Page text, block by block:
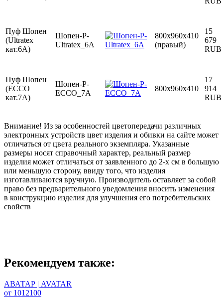
Пуф Шопен
(Ultratex
кат.6A)
Шопен-P-
Ultratex_6А
800х960х410
(правый)
15
679
RUB
Пуф Шопен
(ECCO
кат.7A)
Шопен-P-
ECCO_7А
800х960х410
17
914
RUB
Внимание! Из за особенностей цветопередачи различных
электронных устройств цвет изделия и обивки на сайте может
отличаться от цвета реального экземпляра. Указанные
размеры носят справочный характер, реальный размер
изделия может отличаться от заявленного до 2-х см в большую
или меньшую сторону, ввиду того, что изделия
изготавливаются вручную. Производитель оставляет за собой
право без предварительного уведомления вносить изменения
в конструкцию изделия для улучшения его потребительских
свойств
Рекомендуем также:
АВАТАР | AVATAR
от 1012100